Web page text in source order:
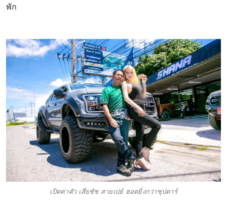
พัก
เปิดค่าตัว เสี่ยชัช สายเปย์ ฮอตยิ่งกว่าซุปตาร์